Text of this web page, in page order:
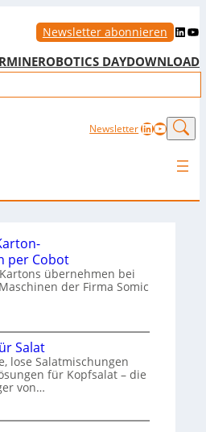
Newsletter abonnieren LinkedIn YouTube
ROBOTICS DAYDOWNLOAD
NewsletterLinkedIn
per Cobot
übernehmen bei
der Firma Somic
Salat
lose Salatmischungen
für Kopfsalat – die
von…